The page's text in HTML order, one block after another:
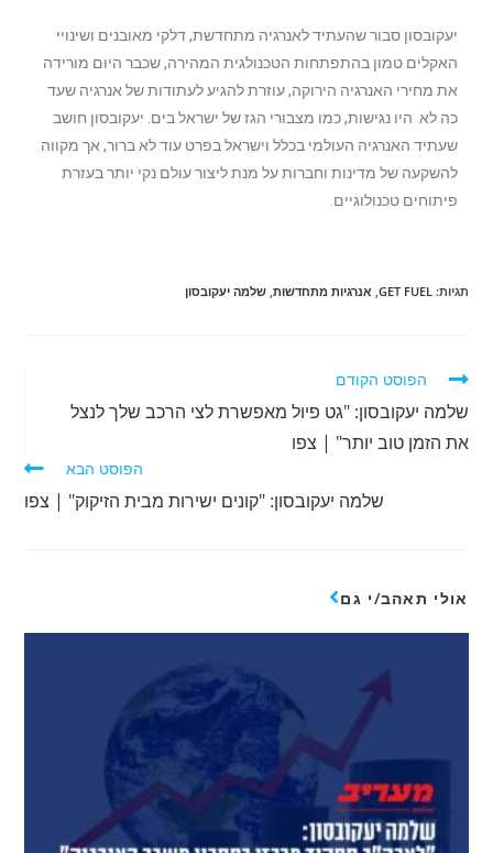
יעקובסון סבור שהעתיד לאנרגיה מתחדשת, דלקי מאובנים ושינויי
האקלים טמון בהתפתחות הטכנולגית המהירה, שכבר היום מורידה
את מחירי האנרגיה הירוקה, עוזרת להגיע לעתודות של אנרגיה שעד
כה לא היו נגישות, כמו מצבורי הגז של ישראל בים. יעקובסון חושב
שעתיד האנרגיה העולמי בכלל וישראל בפרט עוד לא ברור, אך מקווה
להשקעה של מדינות וחברות על מנת ליצור עולם נקי יותר בעזרת
פיתוחים טכנולוגיים.
תגיות:
GET FUEL
, אנרגיות מתחדשות, שלמה יעקובסון
הפוסט הקודם
שלמה יעקובסון: "גט פיול מאפשרת לצי הרכב שלך לנצל
את הזמן טוב יותר" | צפו
הפוסט הבא
שלמה יעקובסון: "קונים ישירות מבית הזיקוק" | צפו
אולי תאהב/י גם